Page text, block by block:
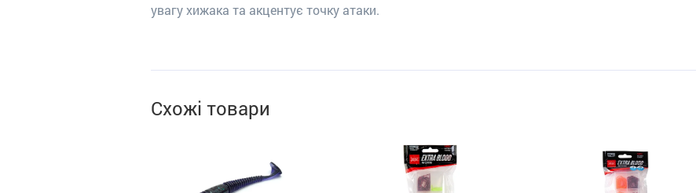
увагу хижака та акцентує точку атаки.
Схожі товари